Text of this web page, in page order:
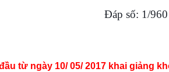
Đáp số: 1/
từ ngày 10/ 05/ 2017 khai giảng